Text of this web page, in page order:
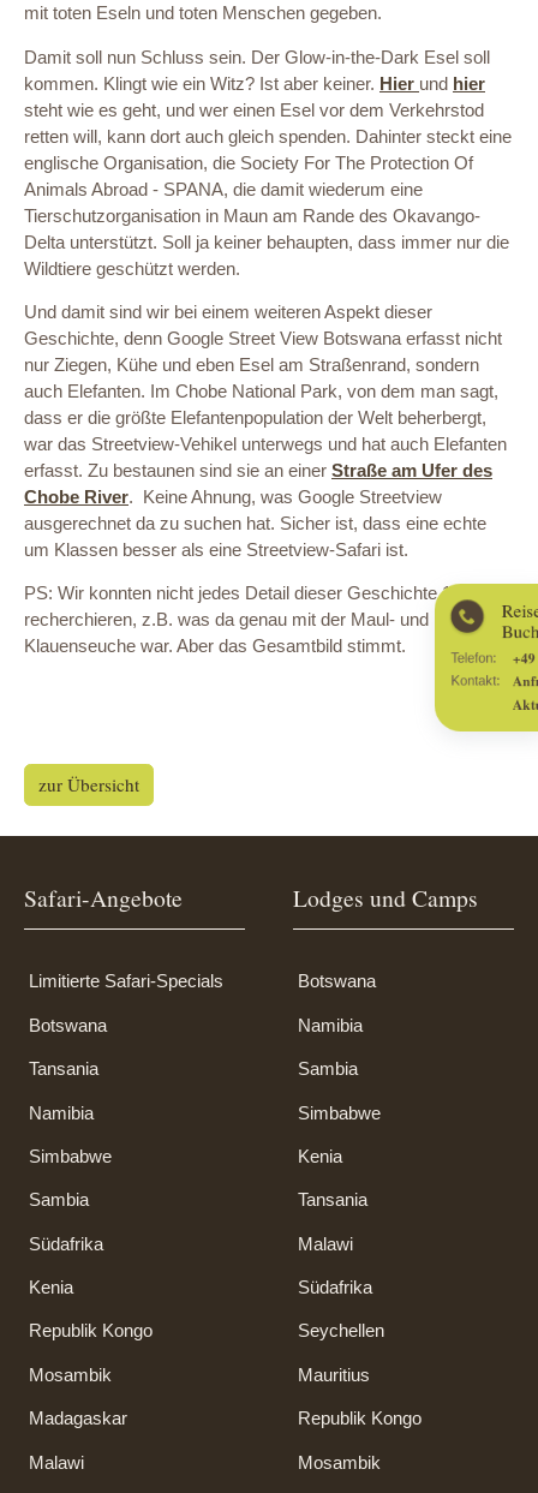
Reiseberatung und
Buchung
Telefon: +49 89 21548-2999
Anfrage senden
Aktuelle Angebote
mit toten Eseln und toten Menschen gegeben.
Damit soll nun Schluss sein. Der Glow-in-the-Dark Esel soll
kommen. Klingt wie ein Witz? Ist aber keiner. Hier und hier
steht wie es geht, und wer einen Esel vor dem Verkehrstod
retten will, kann dort auch gleich spenden. Dahinter steckt eine
englische Organisation, die Society For The Protection Of
Animals Abroad - SPANA, die damit wiederum eine
Tierschutzorganisation in Maun am Rande des Okavango-
Delta unterstützt. Soll ja keiner behaupten, dass immer nur die
Wildtiere geschützt werden.
Und damit sind wir bei einem weiteren Aspekt dieser
Geschichte, denn Google Street View Botswana erfasst nicht
nur Ziegen, Kühe und eben Esel am Straßenrand, sondern
auch Elefanten. Im Chobe National Park, von dem man sagt,
dass er die größte Elefantenpopulation der Welt beherbergt,
war das Streetview-Vehikel unterwegs und hat auch Elefanten
erfasst. Zu bestaunen sind sie an einer Straße am Ufer des
Chobe River. Keine Ahnung, was Google Streetview
ausgerechnet da zu suchen hat. Sicher ist, dass eine echte
um Klassen besser als eine Streetview-Safari ist.
PS: Wir konnten nicht jedes Detail dieser Geschichte 100%
recherchieren, z.B. was da genau mit der Maul- und
Klauenseuche war. Aber das Gesamtbild stimmt.
zur Übersicht
Safari-Angebote
Limitierte Safari-Specials
Botswana
Tansania
Namibia
Simbabwe
Sambia
Südafrika
Kenia
Republik Kongo
Mosambik
Madagaskar
Malawi
Lodges und Camps
Botswana
Namibia
Sambia
Simbabwe
Kenia
Tansania
Malawi
Südafrika
Seychellen
Mauritius
Republik Kongo
Mosambik